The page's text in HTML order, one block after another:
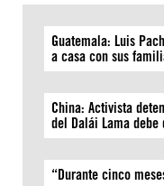
Guatemala: Luis
a casa con sus
China: Activista
del Dalái Lama
“Durante cinco